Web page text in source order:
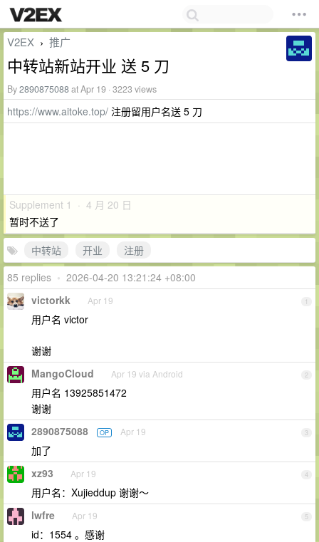
V2EX › 推广
中转站新站开业 送 5 刀
By2890875088at Apr 19 · 3223 views
https://www.aitoke.top/ 注册留用户名送 5 刀
Supplement 1 · 4 月 20 日
暂时不送了
中转站
开业
注册
85 replies • 2026-04-20 13:21:24 +08:00
1
victorkk Apr 19
用户名 victor
谢谢
2
MangoCloud Apr 19 via Android
用户名 13925851472
谢谢
3
2890875088 OP Apr 19
加了
4
xz93 Apr 19
用户名：Xujieddup 谢谢～
5
lwfre Apr 19
id：1554 。感谢